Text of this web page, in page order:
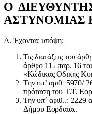
Ο
ΑΣΤΥΝΟΜΙΑΣ
Α. Έχοντας υπόψη:
Τις διατάξεις του
άρθρο 112 παρ. 16
«Κώδικας Οδικής
Την υπ’ αριθ. 5970/
πρόταση του Τ.Τ.
Την υπ΄ αριθ..:
Δήμου Εορδαίας.